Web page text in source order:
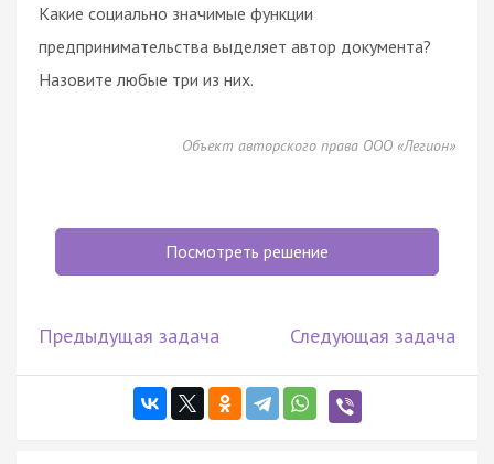
Какие социально значимые функции
предпринимательства выделяет автор документа?
Назовите любые три из них.
Объект авторского права ООО «Легион»
Посмотреть решение
Предыдущая задача Следующая задача